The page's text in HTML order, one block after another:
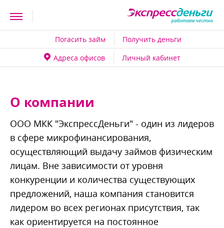
Погасить займ
Получить деньги
Адреса офисо
Личный кабинет
О компании
ООО МКК "ЭкспрессДеньги" - один из лидеро
сфере микрофинансирования,
осуществляющий выдачу займов физическим
лицам. Вне зависимости от уровня
конкуренции и количества существующих
предложений, наша компания становится
лидером во всех регионах присутствия, так
как ориентируется на постоянное